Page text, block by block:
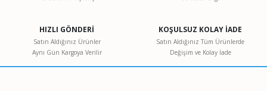
Ürün bilgilerinde hatalar bulunuyor.
Ürün fiyatı diğer sitelerden daha pahalı.
HIZLI GÖNDERİ
Satın Aldığınız Ürünler
Aynı Gün Kargoya Verilir
KOŞULSUZ KOLAY İADE
Satın Aldığınız Tüm Ürünlerde
Değişim ve Kolay İade